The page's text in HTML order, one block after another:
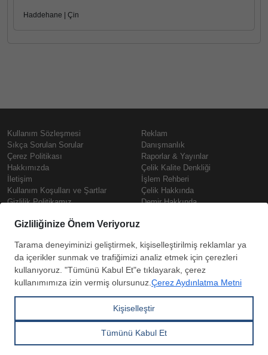
Haddehane | Çin
Kullanım Sözleşmesi
Sıkça Sorulan Sorular
Çerez Politikası
Hakkımızda
İletişim
Kullanım Koşulları ve Şartlar
Gizlilik Politikamız
Prime
Reklam
Danışmanlık
Raporlar & Yayınlar
Çelik Kalite Denkliği
İşlem Rehberi
Çelik Hakkında
Demir Hakkında
Çelik Fiyatları
Demir Fiyatları
Güncel Hurda Fiyatları
Kutu Profil Fiyatları
Copyright © SteelOrbis Elektronik
Tüm hakları saklıdır